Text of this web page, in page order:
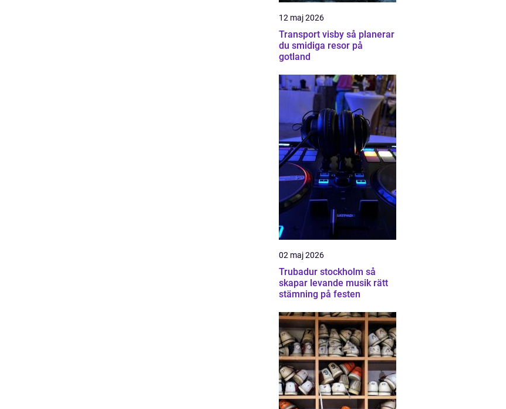
12 maj 2026
Transport visby så planerar
du smidiga resor på
gotland
02 maj 2026
Trubadur stockholm så
skapar levande musik rätt
stämning på festen